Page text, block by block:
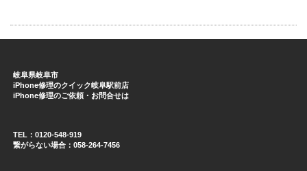
岐阜県岐阜市
iPhone修理のクイック岐阜駅前店
iPhone修理のご依頼・お問合せは
TEL：0120-548-919
繋がらない場合：058-264-7456